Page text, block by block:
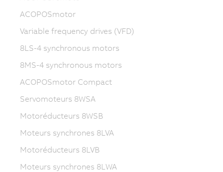
ACOPOSmotor
Variable frequency drives (VFD)
8LS-4 synchronous motors
8MS-4 synchronous motors
ACOPOSmotor Compact
Servomoteurs 8WSA
Motoréducteurs 8WSB
Moteurs synchrones 8LVA
Motoréducteurs 8LVB
Moteurs synchrones 8LWA